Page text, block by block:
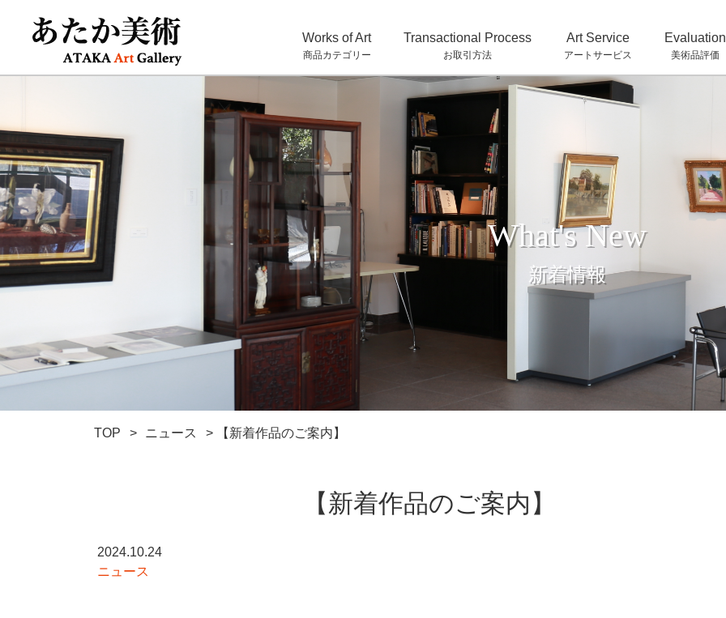
Works of Art
商品カテゴリー
Transactional Process
お取引方法
Art Service
アートサービス
Evaluation
美術品評価
What's New
新着情報
TOP > ニュース > 【新着作品のご案内】
【新着作品のご案内】
2024.10.24
ニュース